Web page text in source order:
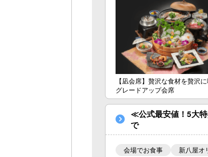
【凪会席】贅沢な食材を贅沢
グレードアップ会席
≪公式最安値！5大
で
会場でお食事 新八屋オ